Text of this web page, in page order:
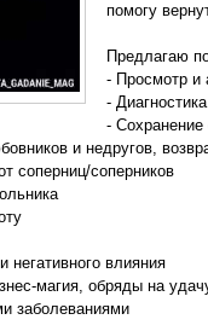
помогу
Предлагаю
- Просмотр и
-
-
и недругов,
соперниц/соперников
негативного влияния
магия, обряды на
заболеваниями